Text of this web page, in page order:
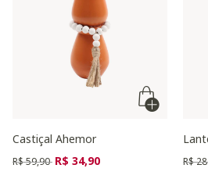
Castiçal Ahemor
Preço reduzido de
R$ 59,90 para
R$ 34,90 R$